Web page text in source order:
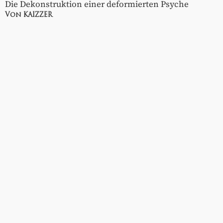
Die Dekonstruktion einer deformierten Psyche
Von KAIZZER